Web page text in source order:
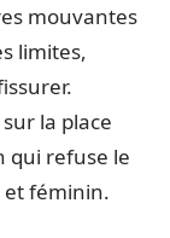
mouvantes
limites,
sur la place
qui refuse le
et féminin.